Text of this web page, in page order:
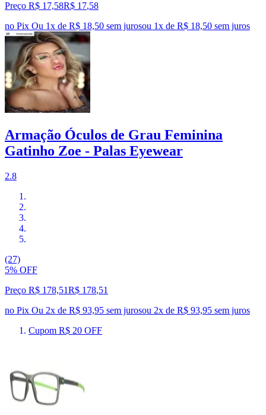
Preço R$ 17,58R$ 17,58
no Pix Ou 1x de R$ 18,50 sem jurosou 1x de R$ 18,50 sem juros
Armação Óculos de Grau Feminina
Gatinho Zoe - Palas Eyewear
2.8
(27)
5% OFF
Preço R$ 178,51R$ 178,51
no Pix Ou 2x de R$ 93,95 sem jurosou 2x de R$ 93,95 sem juros
Cupom R$ 20 OFF